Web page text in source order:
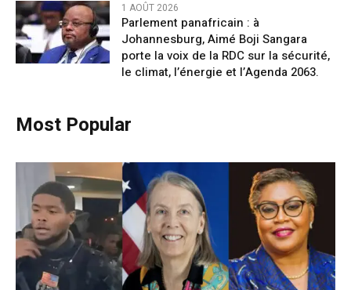
1 AOÛT 2026
Parlement panafricain : à
Johannesburg, Aimé Boji Sangara
porte la voix de la RDC sur la sécurité,
le climat, l’énergie et l’Agenda 2063.
Most Popular